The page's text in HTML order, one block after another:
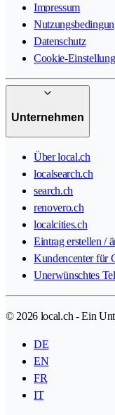
Impressum
Datenschutz
Cookie-
Unternehmen
Über local.ch
localsearch.ch
search.ch
renovero.ch
localcities.ch
Eintrag erstellen /
Kundencenter für
Unerwünschtes
© 2026 local.ch - Ein
DE
EN
FR
IT